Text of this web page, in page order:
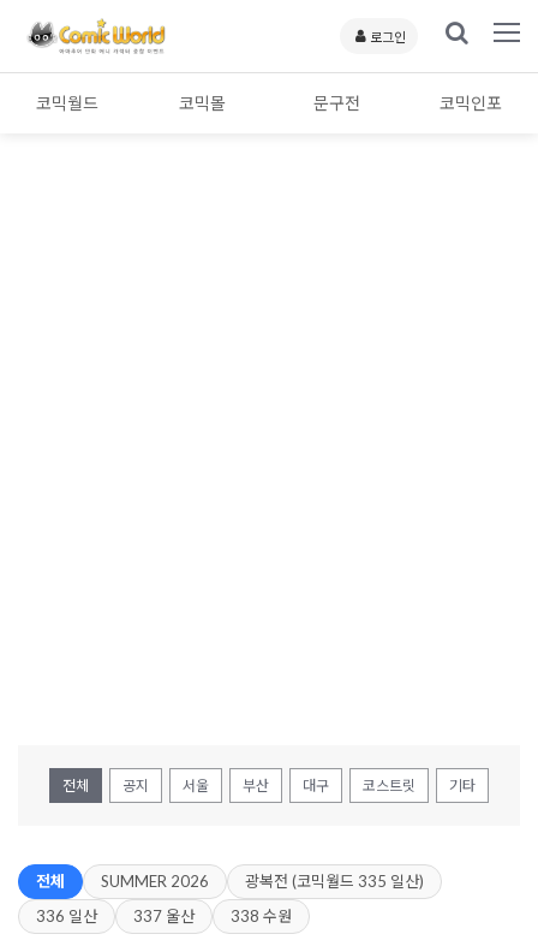
로그인
코믹월드 코믹몰 문구전 코믹인포
전체 공지 서울 부산 대구 코스트릿 기타
전체 SUMMER 2026
광복전 (코믹월드 335 일산)
336 일산
337 울산 338 수원